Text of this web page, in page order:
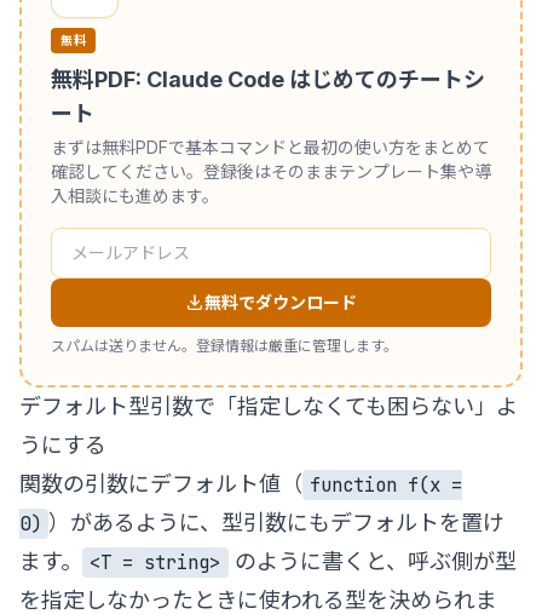
無料
無料PDF: Claude Code はじめてのチートシ
ート
まずは無料PDFで基本コマンドと最初の使い方をまとめて
確認してください。登録後はそのままテンプレート集や導
入相談にも進めます。
無料でダウンロード
スパムは送りません。登録情報は厳重に管理します。
デフォルト型引数で「指定しなくても困らない」よ
うにする
関数の引数にデフォルト値（ function f(x =
0) ）があるように、型引数にもデフォルトを置け
ます。
<T = string>
のように書くと、呼ぶ側が型
を指定しなかったときに使われる型を決められま